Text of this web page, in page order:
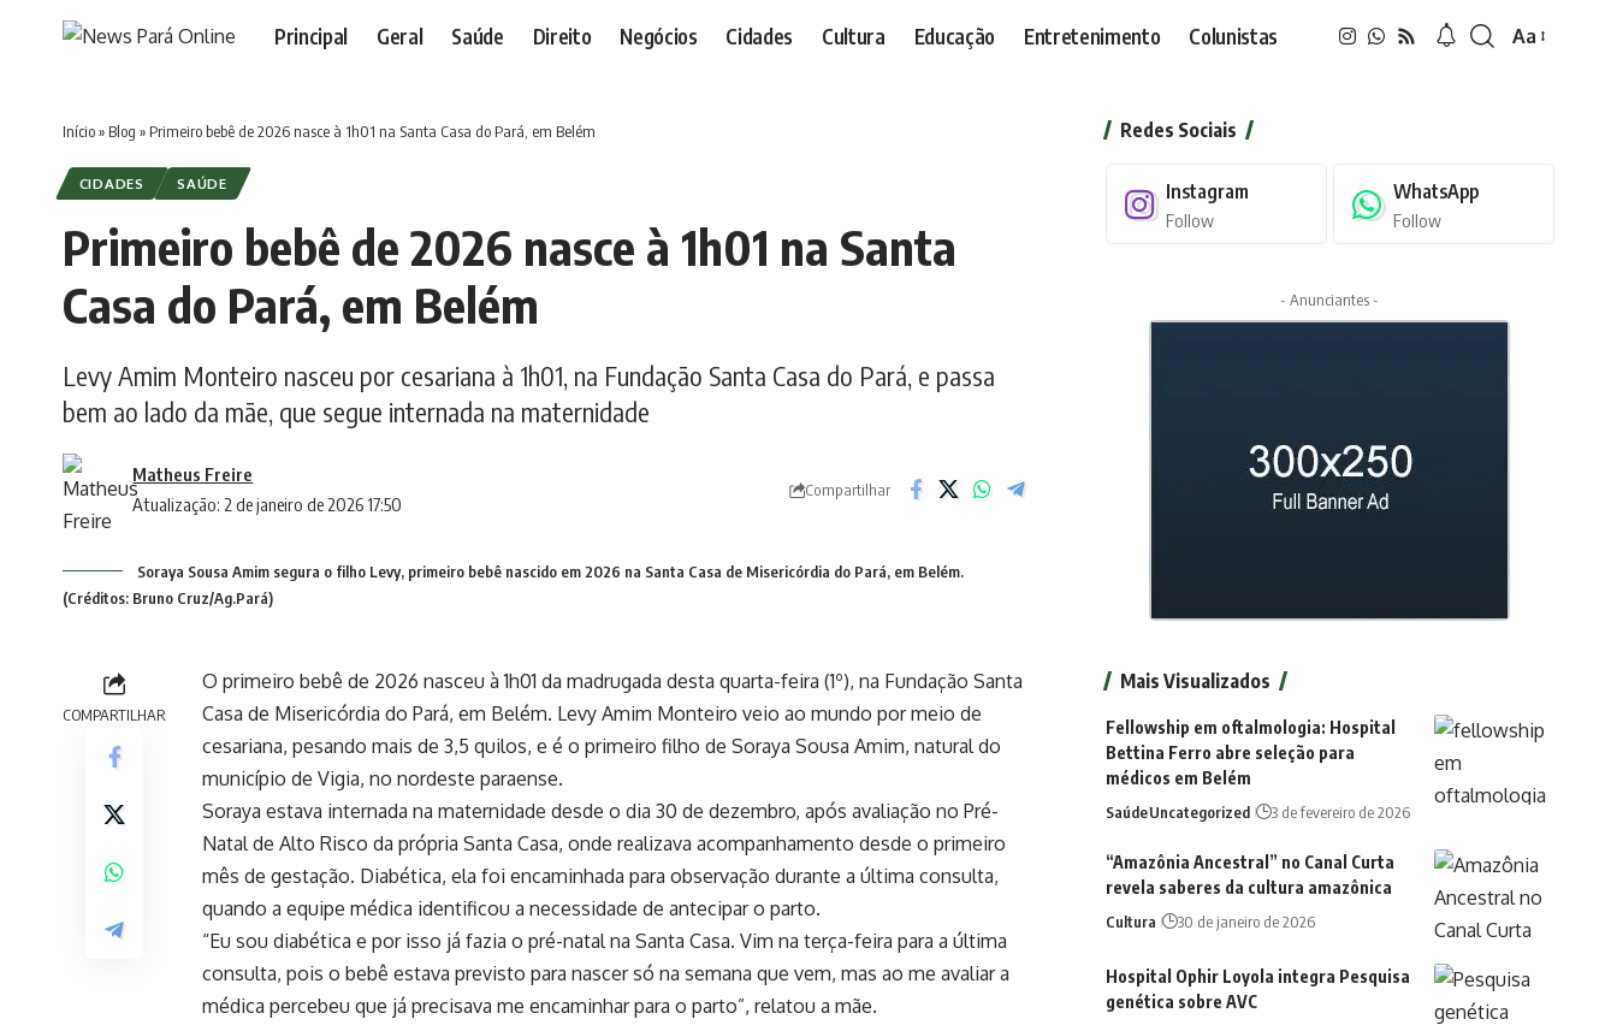
Principal Geral Saúde Direito Negócios Cidades Cultura Educação Entretenimento Colunistas
Font
Aa
Início» Blog » Primeiro bebê de 2026 nasce à 1h01 na Santa Casa do Pará, em Belém
CIDADES SAÚDE
Primeiro bebê de 2026 nasce à 1h01 na Santa
Casa do Pará, em Belém
Levy Amim Monteiro nasceu por cesariana à 1h01, na Fundação Santa Casa do Pará, e passa
bem ao lado da mãe, que segue internada na maternidade
Atualização: 2 de janeiro de 2026 17:50
Matheus Freire
Compartilhar
Soraya Sousa Amim segura o filho Levy, primeiro bebê nascido em 2026 na Santa Casa de Misericórdia do Pará, em Belém.
(Créditos: Bruno Cruz/Ag.Pará)
COMPARTILHAR
O primeiro bebê de 2026 nasceu à 1h01 da madrugada desta quarta-feira (1º), na Fundação Santa
Casa de Misericórdia do Pará, em Belém. Levy Amim Monteiro veio ao mundo por meio de
cesariana, pesando mais de 3,5 quilos, e é o primeiro filho de Soraya Sousa Amim, natural do
município de Vigia, no nordeste paraense.
Soraya estava internada na maternidade desde o dia 30 de dezembro, após avaliação no Pré-
Natal de Alto Risco da própria Santa Casa, onde realizava acompanhamento desde o primeiro
mês de gestação. Diabética, ela foi encaminhada para observação durante a última consulta,
quando a equipe médica identificou a necessidade de antecipar o parto.
“Eu sou diabética e por isso já fazia o pré-natal na Santa Casa. Vim na terça-feira para a última
consulta, pois o bebê estava previsto para nascer só na semana que vem, mas ao me avaliar a
médica percebeu que já precisava me encaminhar para o parto”, relatou a mãe.
Redes Sociais
Instagram
Follow
WhatsApp
Follow
- Anunciantes -
Mais Visualizados
Fellowship em oftalmologia: Hospital
Bettina Ferro abre seleção para
médicos em Belém
SaúdeUncategorized 3 de fevereiro de 2026
“Amazônia Ancestral” no Canal Curta
revela saberes da cultura amazônica
Cultura 30 de janeiro de 2026
Hospital Ophir Loyola integra Pesquisa
genética sobre AVC